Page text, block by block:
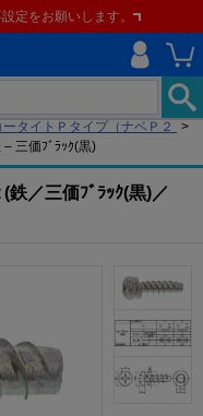
定をお願いします。
タイトＰタイプ（ナベＰ２
>
三価ﾌﾞﾗｯｸ(黒)
／三価ﾌﾞﾗｯｸ(黒)／